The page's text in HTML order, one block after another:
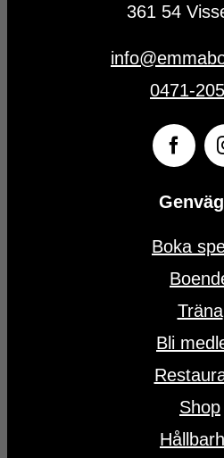
361 54
0471-
Boka
Träna
Bli
Shop